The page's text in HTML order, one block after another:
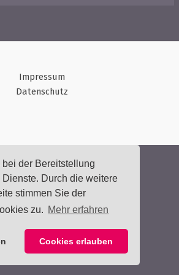
der Bereitstellung
Durch die weitere
stimmen Sie der
zu. Mehr erfahren
Cookies erlauben
Impressum
Datenschutz